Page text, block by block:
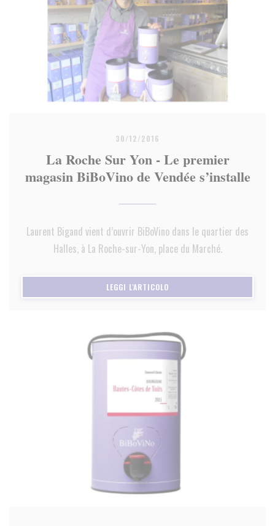
30/12/2016
La Roche Sur Yon - Le premier
magasin BiBoVino de Vendée s’installe
Laurent Bigand vient d’ouvrir BiBoVino dans le quartier des
Halles, à La Roche-sur-Yon, place du Marché.
LEGGI L'ARTICOLO((APRE UNA NUOVA